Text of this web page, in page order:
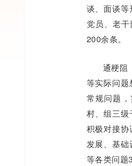
谈、面谈等
党员、老
200余条。
通梗阻
等实际问题
常规问题
村、组三级
积极对接协
发展、基
等各类问题